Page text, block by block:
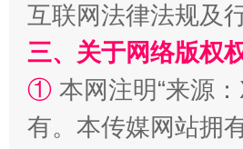
国家大学科技园优化重塑工作
互联网法律法规及
三、关于网络版权
① 本网注明“来源
有。本传媒网站拥